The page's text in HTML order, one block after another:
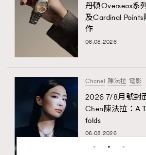
丹頓Overseas系
及Cardinal
作
06.08.2026
Chanel 陳法拉 電影
2026 7/8月號封
Chen陳法拉：A
folds
06.08.2026